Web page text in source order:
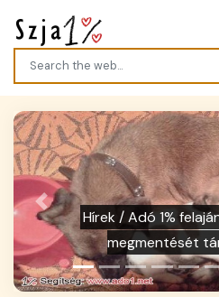
Hírek / Kevesebb
jogosult - figyelj az
Previous